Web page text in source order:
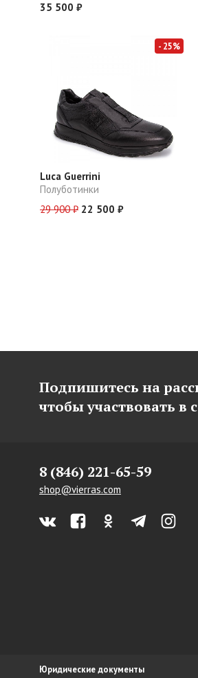
35 500 ₽
- 25%
Luca Guerrini
Полуботинки
29 900 ₽ 22 500 ₽
Подпишитесь на
чтобы участвовать в
8 (846) 221-65-59
shop@vierras.com
Юридические документы